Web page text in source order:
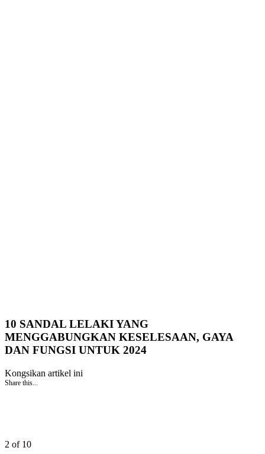
10 SANDAL LELAKI YANG
MENGGABUNGKAN KESELESAAN, GAYA
DAN FUNGSI UNTUK 2024
Kongsikan artikel ini
Share this...
2 of 10